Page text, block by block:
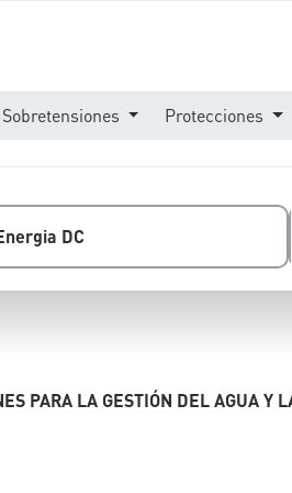
Protecciones
DC
PARA LA GESTIÓN DEL AGUA Y